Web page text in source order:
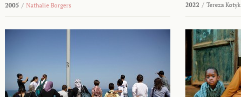
2005 / Nathalie Borgers 2022 / Tereza Kotyk